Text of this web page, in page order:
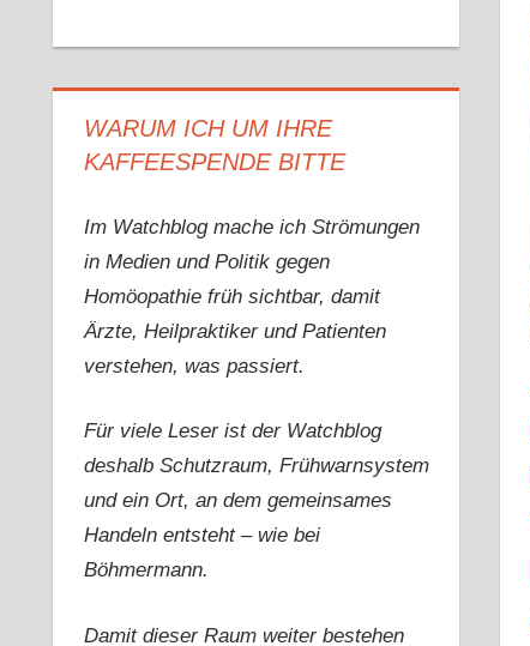
WARUM ICH UM IHRE
KAFFEESPENDE BITTE
Im Watchblog mache ich Strömungen
in Medien und Politik gegen
Homöopathie früh sichtbar, damit
Ärzte, Heilpraktiker und Patienten
verstehen, was passiert.
Für viele Leser ist der Watchblog
deshalb Schutzraum, Frühwarnsystem
und ein Ort, an dem gemeinsames
Handeln entsteht – wie bei
Böhmermann.
Damit dieser Raum weiter bestehen